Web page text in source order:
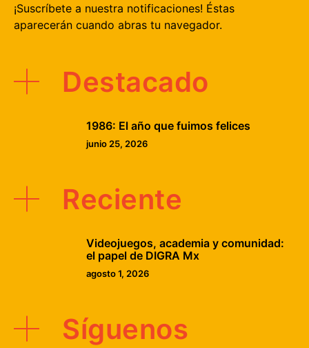
¡Suscríbete a nuestra notificaciones! Éstas
aparecerán cuando abras tu navegador.
Destacado
1986: El año que fuimos felices
junio 25, 2026
Reciente
Videojuegos, academia y comunidad:
el papel de DIGRA Mx
agosto 1, 2026
Síguenos